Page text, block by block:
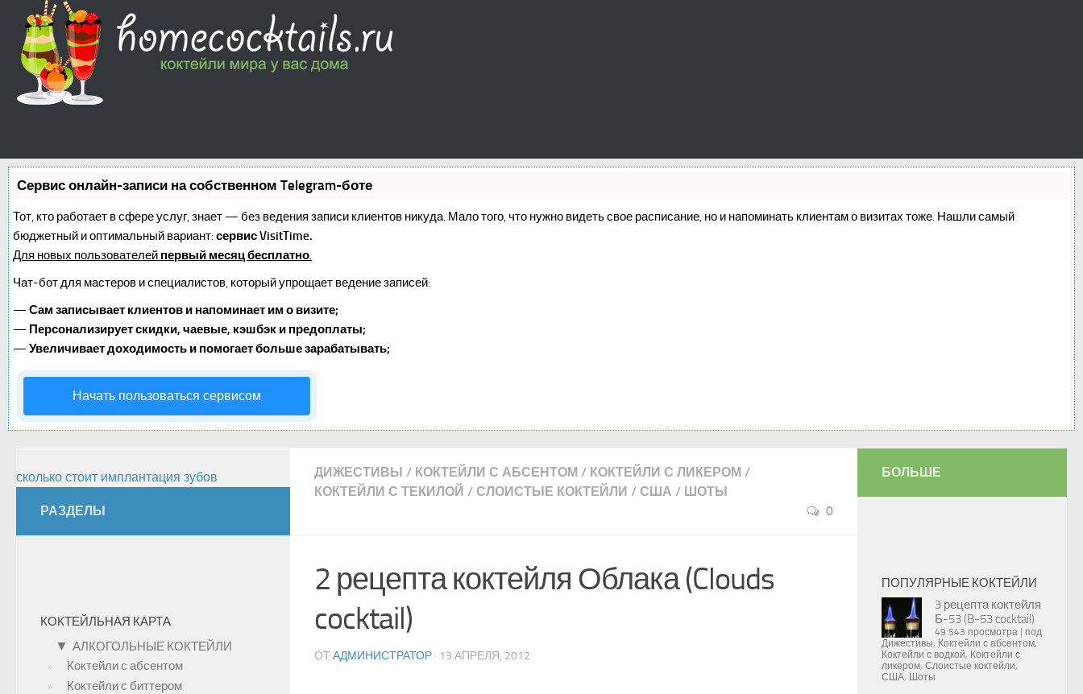
Сервис онлайн-записи на собственном Telegram-боте
Тот, кто работает в сфере услуг, знает — без ведения записи клиентов никуда. Мало того, что нужно видеть свое расписание, но и напоминать клиентам о визитах тоже. Нашли самый
бюджетный и оптимальный вариант: сервис VisitTime.
Для новых пользователей первый месяц бесплатно.
Чат-бот для мастеров и специалистов, который упрощает ведение записей:
— Сам записывает клиентов и напоминает им о визите;
— Персонализирует скидки, чаевые, кэшбэк и предоплаты;
— Увеличивает доходимость и помогает больше зарабатывать;
Начать пользоваться сервисом
ДИЖЕСТИВЫ / КОКТЕЙЛИ С АБСЕНТОМ / КОКТЕЙЛИ С ЛИКЕРОМ /
КОКТЕЙЛИ С ТЕКИЛОЙ / СЛОИСТЫЕ КОКТЕЙЛИ / США / ШОТЫ
0
2 рецепта коктейля Облака (Clouds
cocktail)
ОТ АДМИНИСТРАТОР · 13 АПРЕЛЯ, 2012
сколько стоит имплантация зубов
РАЗДЕЛЫ
КОКТЕЙЛЬНАЯ КАРТА
▼ АЛКОГОЛЬНЫЕ КОКТЕЙЛИ
Коктейли с абсентом
Коктейли с биттером
БОЛЬШЕ
ПОПУЛЯРНЫЕ КОКТЕЙЛИ
3 рецепта коктейля
Б-53 (B-53 cocktail)
49 543 просмотра
под
Дижестивы, Коктейли с абсентом,
Коктейли с водкой, Коктейли с
ликером, Слоистые коктейли,
США, Шоты